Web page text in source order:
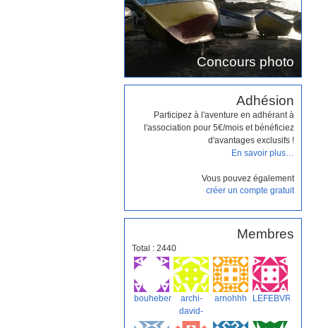
Concours photo
Adhésion
Participez à l'aventure en adhérant à
l'association pour 5€/mois et bénéficiez
d'avantages exclusifs !
En savoir plus…
Vous pouvez également
créer un compte gratuit
Membres
Total : 2440
bouheben
archi-
david-
reard
arnohhh LEFEBVRE